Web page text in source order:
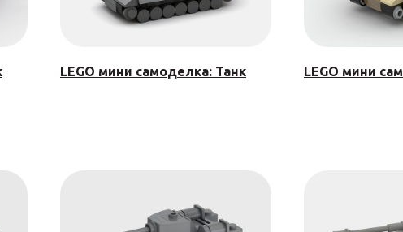
LEGO мини самоделка: Танк LEGO мини